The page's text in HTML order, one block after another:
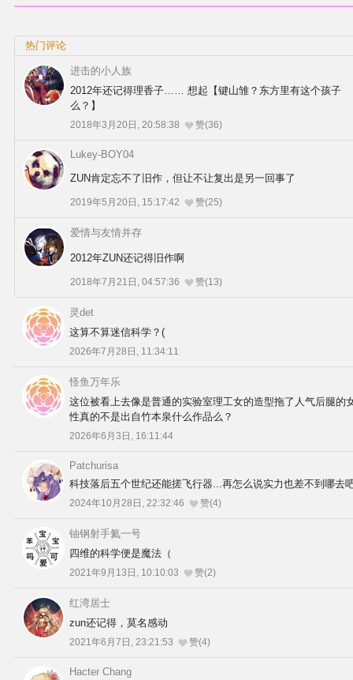
热门评论
进击的小人族
2012年还记得理香子…… 想起【键山雏？东方里有这个孩子
么？】
2018年3月20日, 20:58:38 赞(36)
Lukey-BOY04
ZUN肯定忘不了旧作，但让不让复出是另一回事了
2019年5月20日, 15:17:42 赞(25)
爱情与友情并存
2012年ZUN还记得旧作啊
2018年7月21日, 04:57:36 赞(13)
灵det
这算不算迷信科学？(
2026年7月28日, 11:34:11
怪鱼万年乐
这位被看上去像是普通的实验室理工女的造型拖了人气后腿的
性真的不是出自竹本泉什么作品么？
2026年6月3日, 16:11:44
Patchurisa
科技落后五个世纪还能搓飞行器...再怎么说实力也差不到哪去
2024年10月28日, 22:32:46 赞(4)
铀钢射手氦一号
四维的科学便是魔法（
2021年9月13日, 10:10:03 赞(2)
红湾居士
zun还记得，莫名感动
2021年6月7日, 23:21:53 赞(4)
Hacter Chang